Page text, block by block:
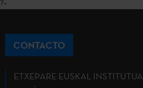
?>
CONTACTO
ETXEPARE EUSKAL INSTITUTUA